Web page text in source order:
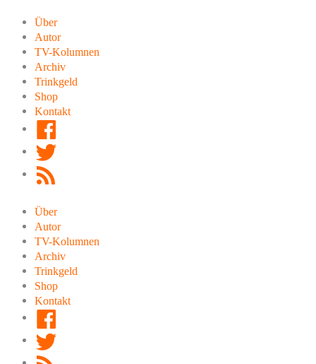
Inhalt
springen
Über
Autor
TV-Kolumnen
Archiv
Trinkgeld
Shop
Kontakt
Über
Autor
TV-Kolumnen
Archiv
Trinkgeld
Shop
Kontakt